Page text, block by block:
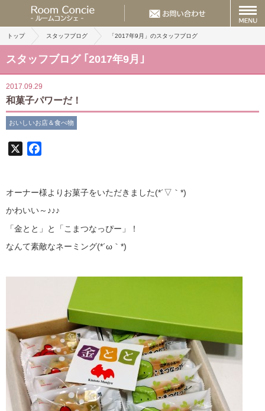
トップ スタッフブログ 「2017年9月」のスタッフブログ
スタッフブログ ｢2017年9月｣
2017.09.29
和菓子パワーだ！
おいしいお店＆食べ物
オーナー様よりお菓子をいただきました(*´▽｀*)
かわいい～♪♪♪
「金とと」と「こまつなっぴー」！
なんて素敵なネーミング(*´ω｀*)